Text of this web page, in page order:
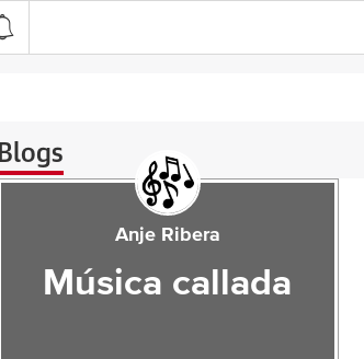
Blogs
Anje Ribera
Música callada